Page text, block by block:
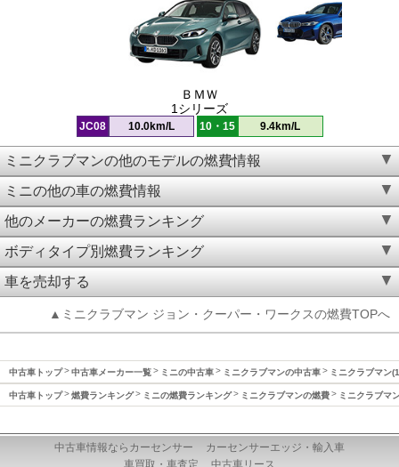
ＢＭＷ
1シリーズ
JC08 10.0km/L 10・15 9.4km/L
ミニクラブマンの他のモデルの燃費情報
ミニの他の車の燃費情報
他のメーカーの燃費ランキング
ボディタイプ別燃費ランキング
車を売却する
▲ミニクラブマン ジョン・クーパー・ワークスの燃費TOPへ
中古車トップ 中古車メーカー一覧 ミニの中古車 ミニクラブマンの中古車 ミニクラブマン
中古車トップ 燃費ランキング ミニの燃費ランキング ミニクラブマンの燃費 ミニクラブマ
中古車情報ならカーセンサー
カーセンサーエッジ・輸入車
車買取・車査定
中古車リース